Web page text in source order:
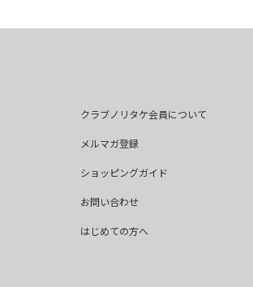
クラブノリタケ会員について
メルマガ登録
ショッピングガイド
お問い合わせ
はじめての方へ